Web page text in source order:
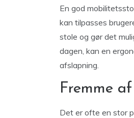
En god
kan tilpasses
stole og gør det
dagen, kan en
afslapning.
Fremme
Det er ofte en stor